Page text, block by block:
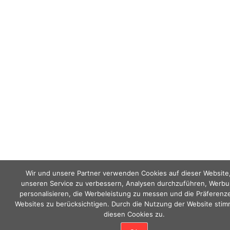
Wir und unsere Partner verwenden Cookies auf dieser
unseren Service zu verbessern, Analysen durchzuführen,
personalisieren, die Werbeleistung zu messen und die
Websites zu berücksichtigen. Durch die Nutzung der Website
diesen Cookies zu.